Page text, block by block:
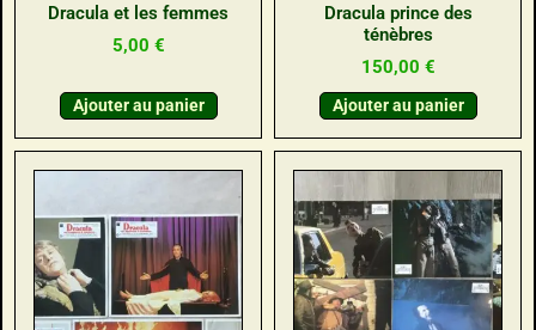
Dracula et les femmes
5,00 €
Ajouter au panier
Dracula prince des
ténèbres
150,00 €
Ajouter au panier